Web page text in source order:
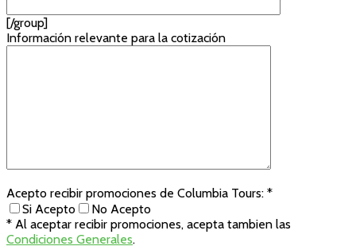
[/group]
Información relevante para la cotización
Acepto recibir promociones de Columbia Tours: *
Si Acepto
No Acepto
* Al aceptar recibir promociones, acepta tambien las
Condiciones Generales.